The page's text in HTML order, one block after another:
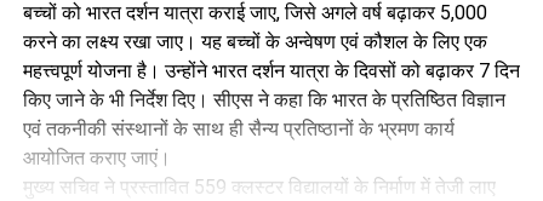
बच्चों को भारत दर्शन यात्रा कराई जाए, जिसे अगले वर्ष बढ़ाकर 5,000
करने का लक्ष्य रखा जाए। यह बच्चों के अन्वेषण एवं कौशल के लिए एक
महत्त्वपूर्ण योजना है। उन्होंने भारत दर्शन यात्रा के दिवसों को बढ़ाकर 7 दिन
किए जाने के भी निर्देश दिए। सीएस ने कहा कि भारत के प्रतिष्ठित विज्ञान
एवं तकनीकी संस्थानों के साथ ही सैन्य प्रतिष्ठानों के भ्रमण कार्य
आयोजित कराए जाएं।
मुख्य सचिव ने प्रस्तावित 559 क्लस्टर विद्यालयों के निर्माण में तेजी लाए